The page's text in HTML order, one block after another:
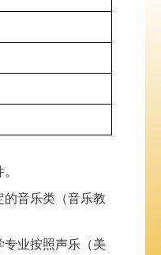
的音乐类（音乐教
专业按照声乐（美